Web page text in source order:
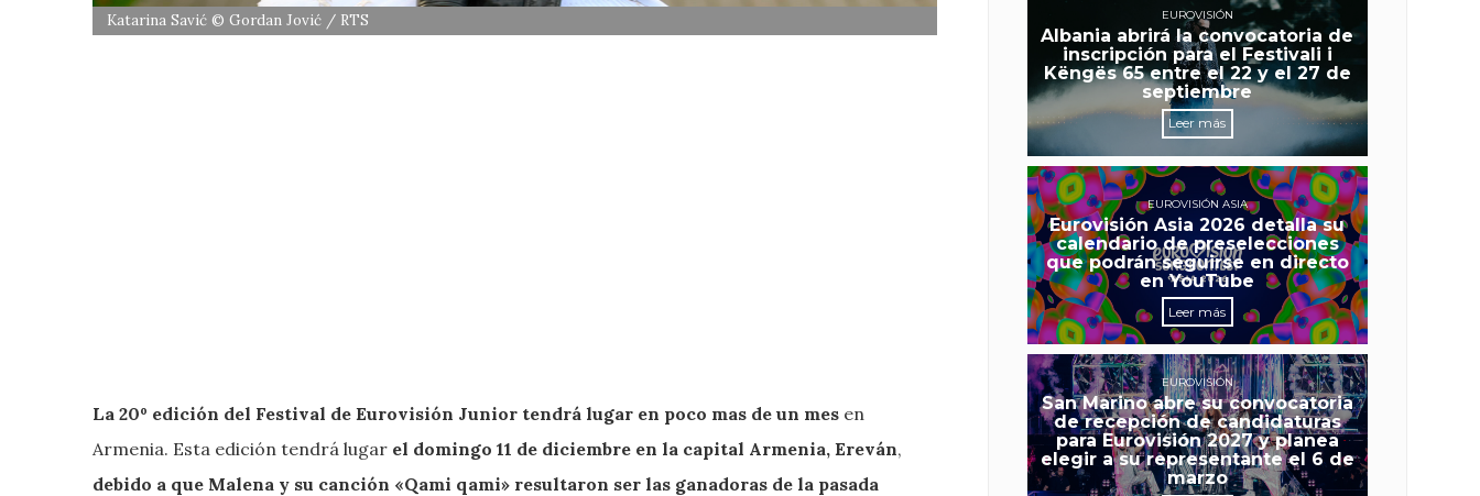
Katarina Savić © Gordan Jović / RTS
La 20º edición del Festival de Eurovisión Junior tendrá lugar en poco mas de un mes en
Armenia. Esta edición tendrá lugar el domingo 11 de diciembre en la capital Armenia, Ereván,
debido a que Malena y su canción «Qami qami» resultaron ser las ganadoras de la pasada
EUROVISIÓN
Albania abrirá la convocatoria de
inscripción para el Festivali i
Këngës 65 entre el 22 y el 27 de
septiembre
Leer más
EUROVISIÓN ASIA
Eurovisión Asia 2026 detalla su
calendario de preselecciones
que podrán seguirse en directo
en YouTube
Leer más
EUROVISIÓN
San Marino abre su convocatoria
de recepción de candidaturas
para Eurovisión 2027 y planea
elegir a su representante el 6 de
marzo